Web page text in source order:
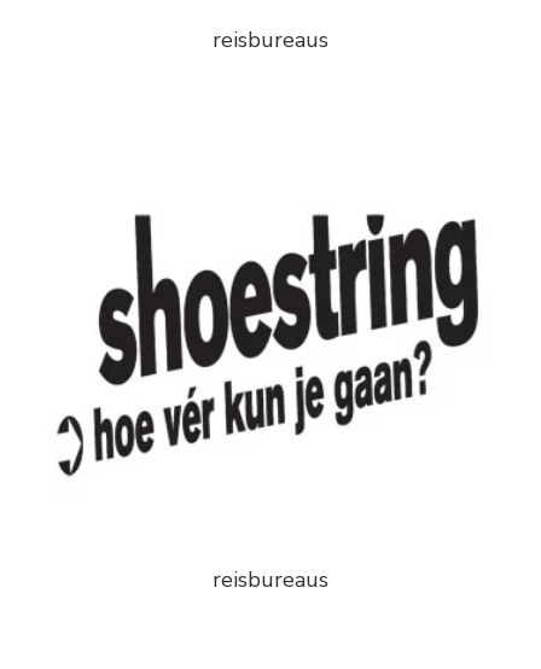
reisbureaus
reisbureaus